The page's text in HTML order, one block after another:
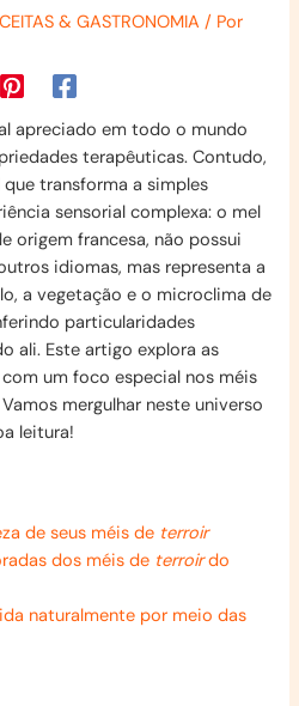
& GASTRONOMIA / Por
apreciado em todo o mundo
terapêuticas. Contudo,
transforma a simples
sensorial complexa: o mel
origem francesa, não possui
idiomas, mas representa a
a vegetação e o microclima de
particularidades
ali. Este artigo explora as
com um foco especial nos méis
mergulhar neste universo
leitura!
de seus méis de terroir
dos méis de terroirdo
naturalmente por meio das